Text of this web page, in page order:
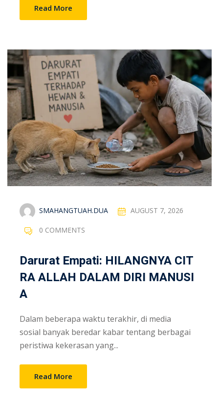
Read More
SMAHANGTUAH.DUA AUGUST 7, 2026
0 COMMENTS
Darurat Empati: HILANGNYA CIT
RA ALLAH DALAM DIRI MANUSI
A
Dalam beberapa waktu terakhir, di media
sosial banyak beredar kabar tentang berbagai
peristiwa kekerasan yang...
Read More